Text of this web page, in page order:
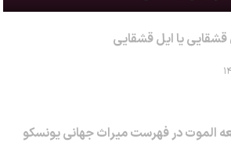
یا ایل قشقایی
الموت در فهرست میراث جهانی یونسکو